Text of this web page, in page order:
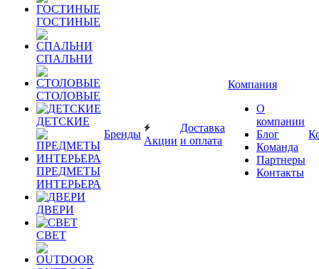
ГОСТИНЫЕ
СПАЛЬНИ
СТОЛОВЫЕ
ДЕТСКИЕ
ПРЕДМЕТЫ
ИНТЕРЬЕРА
ДВЕРИ
СВЕТ
Бренды
Акции
Доставка
и оплата
Компания
О
компании
Блог
Команда
Партнеры
Контакты